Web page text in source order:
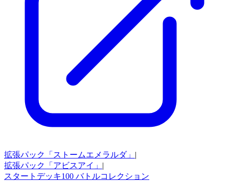
拡張パック 「ストームエメラルダ」 |
拡張パック
「アビスアイ」 |
スタートデッキ100 バトルコレクション